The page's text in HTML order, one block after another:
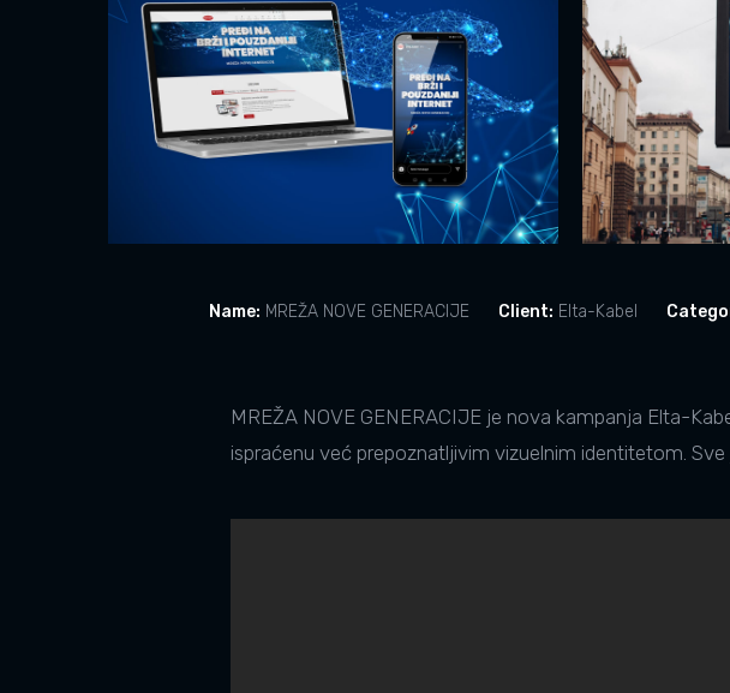
Name: MREŽA NOVE GENERACIJE Client: Elta-Kabel
MREŽA NOVE GENERACIJE je nova kampanja Elta-
ispraćenu već prepoznatljivim vizuelnim identitetom.